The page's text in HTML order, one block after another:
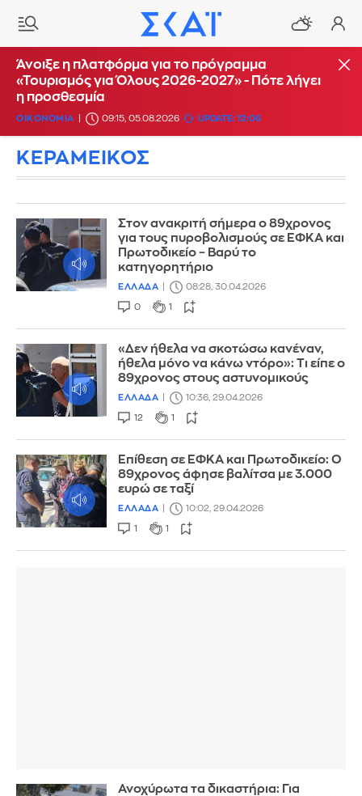
Άνοιξε η πλατφόρμα για το πρόγραμμα
«Τουρισμός για Όλους 2026-2027» - Πότε λήγει
η προσθεσμία
ΟΙΚΟΝΟΜΙΑ 09:15, 05.08.2026 UPDATE: 12:06
ΚΕΡΑΜΕΙΚΟΣ
Στον ανακριτή σήμερα ο 89χρονος
για τους πυροβολισμούς σε ΕΦΚΑ και
Πρωτοδικείο – Βαρύ το
κατηγορητήριο
ΕΛΛΑΔΑ 08:28, 30.04.2026
0 1
«Δεν ήθελα να σκοτώσω κανέναν,
ήθελα μόνο να κάνω ντόρο»: Τι είπε ο
89χρονος στους αστυνομικούς
ΕΛΛΑΔΑ 10:36, 29.04.2026
12 1
Επίθεση σε ΕΦΚΑ και Πρωτοδικείο: Ο
89χρονος άφησε βαλίτσα με 3.000
ευρώ σε ταξί
ΕΛΛΑΔΑ 10:02, 29.04.2026
1 1
Ανοχύρωτα τα δικαστήρια: Για